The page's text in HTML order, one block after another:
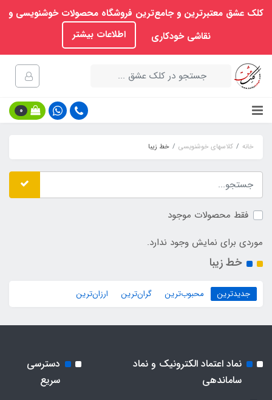
کلک عشق معتبرترین و جامع‌ترین فروشگاه محصولات خوشنویسی و
نقاشی خودکاری
اطلاعات بیشتر
0
خانه کلاسهای خوشنویسی خط زیبا
فقط محصولات موجود
موردی برای نمایش وجود ندارد.
خط زیبا
جدیدترین محبوب‌ترین گران‌ترین ارزان‌ترین
نماد اعتماد الکترونیک و نماد
ساماندهی
دسترسی
سریع